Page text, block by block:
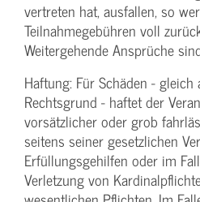
vertreten hat, ausfallen, so
Teilnahme­gebühren voll
Weitergehende Ansprüche
Haftung: Für Schäden -
Rechtsgrund - haftet der
vorsätzlicher oder grob
seitens seiner gesetzlichen
Erfüllungsgehilfen oder im
Verletzung von